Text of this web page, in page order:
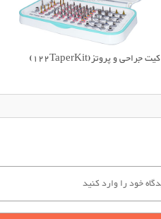
کیت جراحی و پروتز(122TaperKit)